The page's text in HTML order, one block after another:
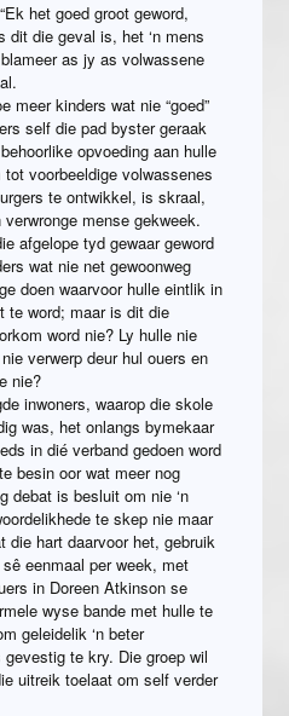
het goed groot geword,
dit die geval is, het ‘n mens
as jy as volwassene
meer kinders wat nie “goed”
self die pad byster geraak
opvoeding aan hulle
voorbeeldige volwassenes
te ontwikkel, is skraal,
mense gekweek.
afgelope tyd gewaar geword
wat nie net gewoonweg
doen waarvoor hulle eintlik in
te word; maar is dit die
word nie? Ly hulle nie
verwerp deur hul ouers en
nie?
inwoners, waarop die skole
was, het onlangs bymekaar
in dié verband gedoen word
besin oor wat meer nog
debat is besluit om nie ‘n
te skep nie maar
die hart daarvoor het, gebruik
eenmaal per week, met
in Doreen Atkinson se
wyse bande met hulle te
geleidelik ‘n beter
te kry. Die groep wil
uitreik toelaat om self verder